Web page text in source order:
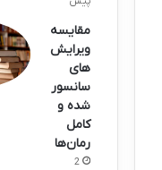
مقایسه
ویرایش‌
های
سانسور
شده و
کامل
رمان‌ها
2